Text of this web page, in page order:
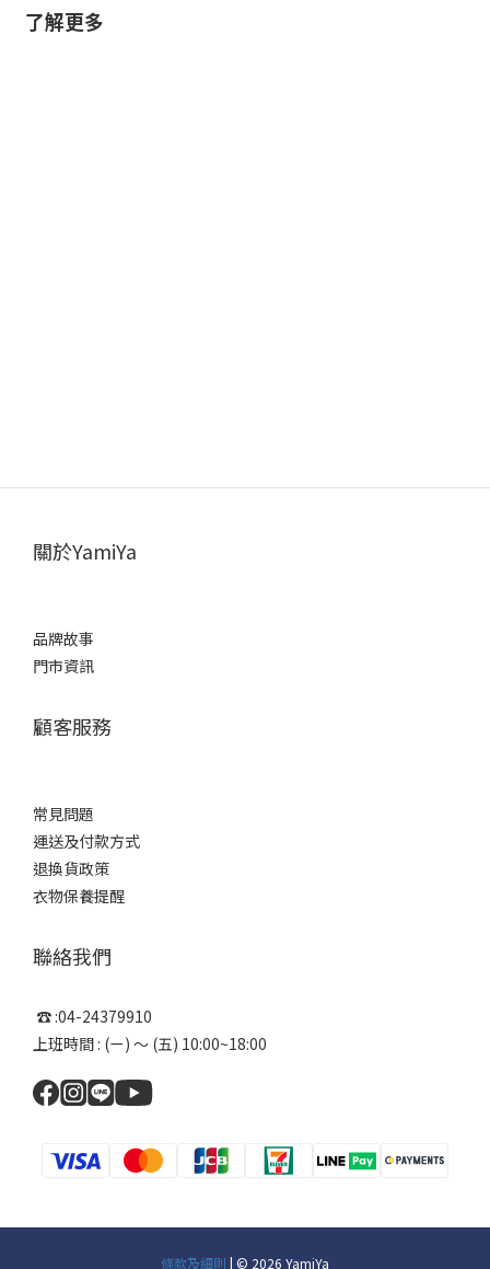
了解更多
關於YamiYa
品牌故事
門市資訊
顧客服務
常見問題
運送及付款方式
退換貨政策
衣物保養提醒
聯絡我們
☎ :04-24379910
上班時間 : (ㄧ) ～ (五) 10:00~18:00
條款及細則 | © 2026 YamiYa